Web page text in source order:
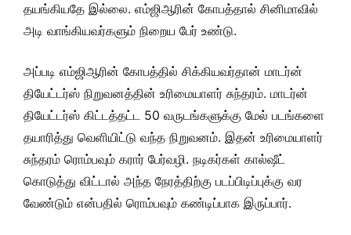
தயங்கியதே இல்லை. எம்ஜிஆரின் கோபத்தால் சினிமாவில்
அடி வாங்கியவர்களும் நிறைய பேர் உண்டு.
அப்படி எம்ஜிஆரின் கோபத்தில் சிக்கியவர்தான் மாடர்ன்
தியேட்டர்ஸ் நிறுவனத்தின் உரிமையாளர் சுந்தரம். மாடர்ன்
தியேட்டர்ஸ் கிட்டத்தட்ட 50 வருடங்களுக்கு மேல் படங்களை
தயாரித்து வெளியிட்டு வந்த நிறுவனம். இதன் உரிமையாளர்
சுந்தரம் ரொம்பவும் கரார் பேர்வழி. நடிகர்கள் கால்ஷீட்
கொடுத்து விட்டால் அந்த நேரத்திற்கு படப்பிடிப்புக்கு வர
வேண்டும் என்பதில் ரொம்பவும் கண்டிப்பாக இருப்பார்.